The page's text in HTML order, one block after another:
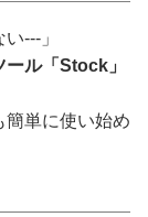
---」
ル「Stock」
簡単に使い始め